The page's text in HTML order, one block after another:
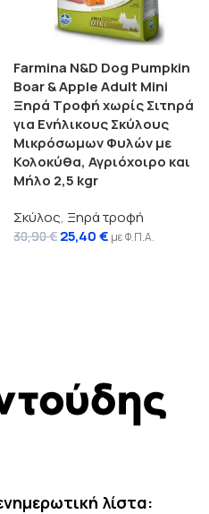
Farmina N&D Dog Pumpkin
Boar & Apple Adult Mini
Ξηρά Τροφή χωρίς Σιτηρά
για Ενήλικους Σκύλους
Μικρόσωμων Φυλών με
Κολοκύθα, Αγριόχοιρο και
Μήλο 2,5 kgr
Σκύλος, Ξηρά τροφή
30,90€ 25,40€ με Φ.Π.Α.
λίστα: